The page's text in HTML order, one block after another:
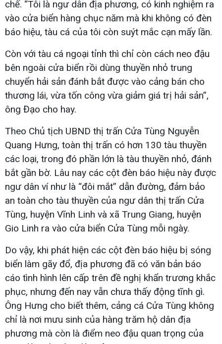
chế. “Tôi là ngư dân địa phương, có kinh nghiệm ra
vào cửa biển hàng chục năm mà khi không có đèn
báo hiệu, tàu cá của tôi còn suýt mắc cạn mấy lần.
Còn với tàu cá ngoại tỉnh thì chỉ còn cách neo đậu
bên ngoài cửa biển rồi dùng thuyền nhỏ trung
chuyển hải sản đánh bắt được vào cảng bán cho
thương lái, vừa tốn công vừa giảm giá trị hải sản”,
ông Đạo cho hay.
Theo Chủ tịch UBND thị trấn Cửa Tùng Nguyễn
Quang Hưng, toàn thị trấn có hơn 130 tàu thuyền
các loại, trong đó phần lớn là tàu thuyền nhỏ, đánh
bắt gần bờ. Lâu nay các cột đèn báo hiệu này được
ngư dân ví như là “đôi mắt” dẫn đường, đảm bảo
an toàn cho tàu thuyền của ngư dân thị trấn Cửa
Tùng, huyện Vĩnh Linh và xã Trung Giang, huyện
Gio Linh ra vào cửa biển Cửa Tùng mỗi ngày.
Do vậy, khi phát hiện các cột đèn báo hiệu bị sóng
biển làm gãy đổ, địa phương đã có văn bản báo
cáo tình hình lên cấp trên đề nghị khẩn trương khắc
phục, nhưng đến nay vẫn chưa thấy động tĩnh gì.
Ông Hưng cho biết thêm, cảng cá Cửa Tùng không
chỉ là nơi mưu sinh của hàng trăm hộ dân địa
phương mà còn là điểm neo đậu quan trọng của